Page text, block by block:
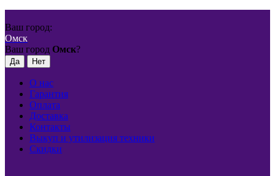
Ваш город:
Омск
Ваш город Омск?
О нас
Гарантия
Оплата
Доставка
Контакты
Выкуп и утилизация техники
Скидки